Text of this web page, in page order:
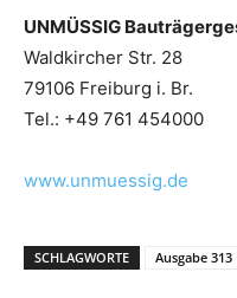
UNMÜSSIG
Waldkircher Str. 28
79106 Freiburg i. Br.
Tel.: +49 761 454000
www.unmuessig.de
SCHLAGWORTE Ausgabe 313